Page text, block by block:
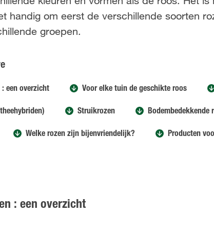
handig om eerst de verschillende soorten
groepen.
een overzicht Voor elke tuin de geschikte roos
Struikrozen Bodembedekkende
Welke rozen zijn bijenvriendelijk? Producten
: een overzicht